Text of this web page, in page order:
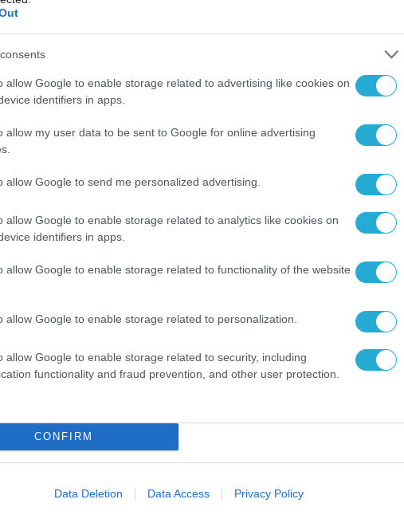
allow Google to enable storage related to advertising like cookies on
identifiers in apps.
allow my user data to be sent to Google for online advertising
allow Google to send me personalized advertising.
allow Google to enable storage related to analytics like cookies on
identifiers in apps.
allow Google to enable storage related to functionality of the website
allow Google to enable storage related to personalization.
allow Google to enable storage related to security, including
functionality and fraud prevention, and other user protection.
CONFIRM
Data Deletion Data Access Privacy Policy
ο στόχος είναι το εκπαιδευτικό
πλήρως επιχειρησιακό μέσα σε διάστημα
όπου υπάρχουν προσομοιωτές πτήσεις,
το πρόγραμμα.
F-16, δήλωσε η Ολόνγκρεν. Η ίδια
υποστηριζόμενο από τις ΗΠΑ εκπαιδευτικό
το Βέλγιο και το Λουξεμβούργο, ενώ
ΑΡΘΡΟ